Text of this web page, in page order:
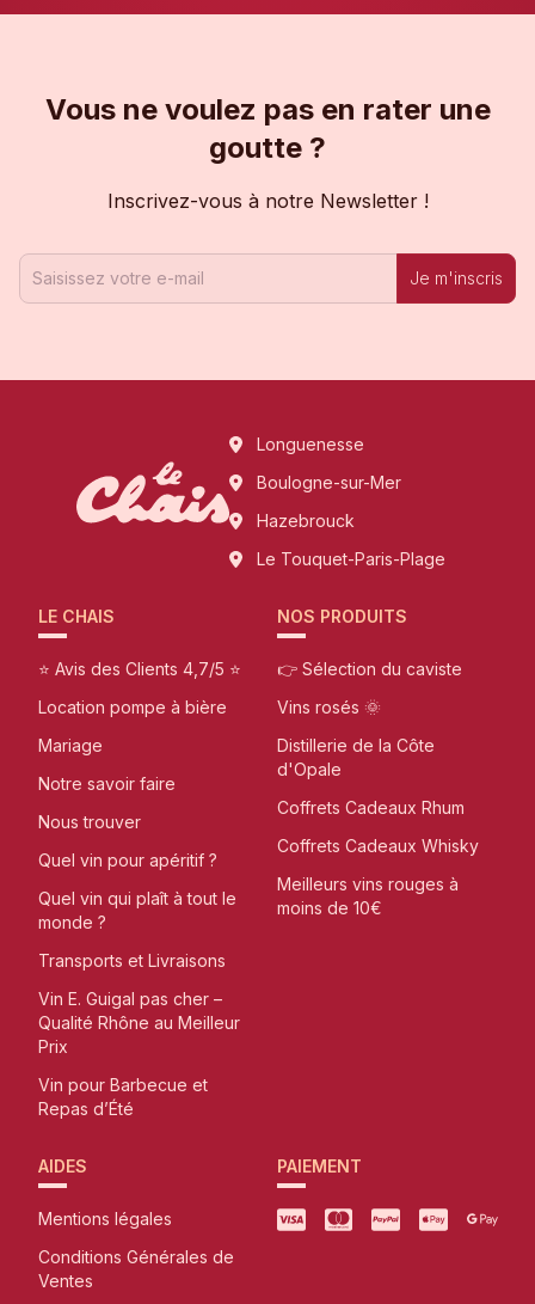
Vous ne voulez pas en rater une
goutte ?
Inscrivez-vous à notre Newsletter !
Je m'inscris
Longuenesse
Boulogne-sur-Mer
Hazebrouck
Le Touquet-Paris-Plage
LE CHAIS
⭐ Avis des Clients 4,7/5 ⭐
Location pompe à bière
Mariage
Notre savoir faire
Nous trouver
Quel vin pour apéritif ?
Quel vin qui plaît à tout le
monde ?
Transports et Livraisons
Vin E. Guigal pas cher –
Qualité Rhône au Meilleur
Prix
Vin pour Barbecue et
Repas d’Été
NOS PRODUITS
👉 Sélection du caviste
Vins rosés 🌞
Distillerie de la Côte
d'Opale
Coffrets Cadeaux Rhum
Coffrets Cadeaux Whisky
Meilleurs vins rouges à
moins de 10€
AIDES
Mentions légales
Conditions Générales de
Ventes
PAIEMENT